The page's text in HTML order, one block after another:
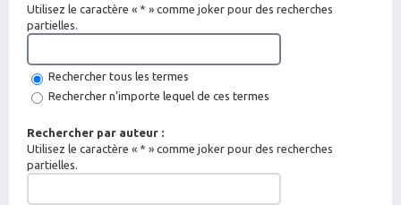
Utilisez le caractère « * » comme joker pour des recherches
partielles.
Rechercher tous les termes
Rechercher n’importe lequel de ces termes
Rechercher par auteur :
Utilisez le caractère « * » comme joker pour des recherches
partielles.